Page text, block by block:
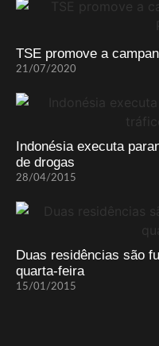
TSE promove a
21/07/2020
Indonésia executa
de drogas
28/04/2015
Duas residências são
quarta-feira
15/01/2015